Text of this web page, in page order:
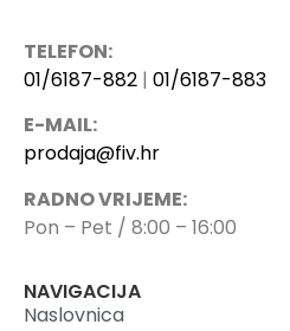
TELEFON:
01/6187-882 | 01/6187-883
E-MAIL:
prodaja@fiv.hr
RADNO VRIJEME:
Pon – Pet / 8:00 – 16:00
NAVIGACIJA
Naslovnica